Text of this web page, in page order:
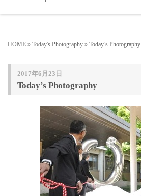
HOME » Today's Photography » Today’s Photography
2017年6月23日
Today’s Photography